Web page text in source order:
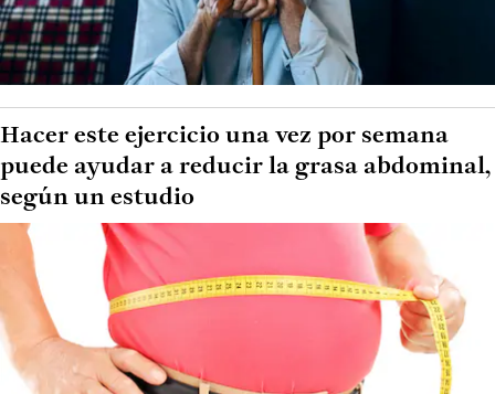
Hacer este ejercicio una vez por semana
puede ayudar a reducir la grasa abdominal,
según un estudio